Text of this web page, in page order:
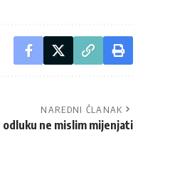
NAREDNI ČLANAK
odluku ne mislim mijenjati